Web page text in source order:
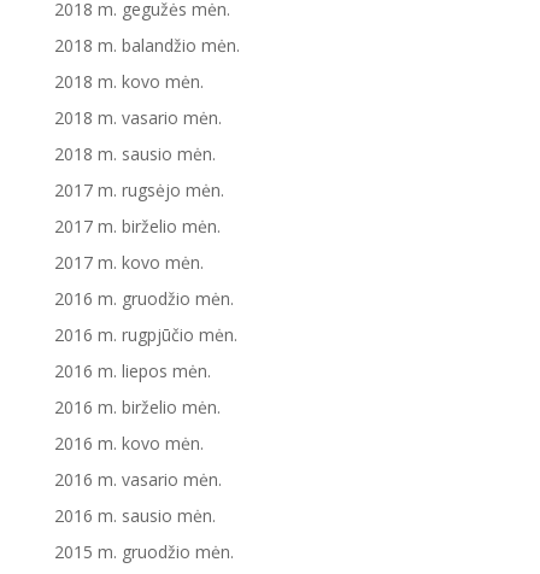
2018 m. gegužės mėn.
2018 m. balandžio mėn.
2018 m. kovo mėn.
2018 m. vasario mėn.
2018 m. sausio mėn.
2017 m. rugsėjo mėn.
2017 m. birželio mėn.
2017 m. kovo mėn.
2016 m. gruodžio mėn.
2016 m. rugpjūčio mėn.
2016 m. liepos mėn.
2016 m. birželio mėn.
2016 m. kovo mėn.
2016 m. vasario mėn.
2016 m. sausio mėn.
2015 m. gruodžio mėn.